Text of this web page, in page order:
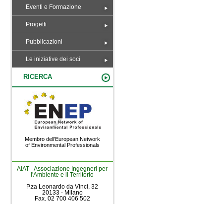
Eventi e Formazione
Progetti
Pubblicazioni
Le iniziative dei soci
RICERCA
Membro dell'European Network
of Environmental Professionals
AIAT - Associazione Ingegneri per
l'Ambiente e il Territorio
P.za Leonardo da Vinci, 32
20133 - Milano
Fax. 02 700 406 502